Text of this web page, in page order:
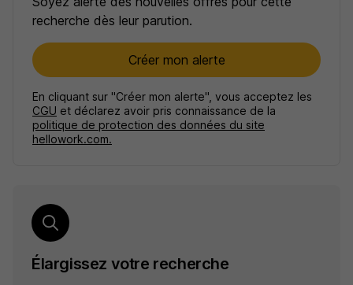
recherche dès leur parution.
Créer mon alerte
En cliquant sur "Créer mon alerte", vous acceptez les
CGU et déclarez avoir pris connaissance de la
politique de protection des données du site
hellowork.com.
Élargissez votre recherche